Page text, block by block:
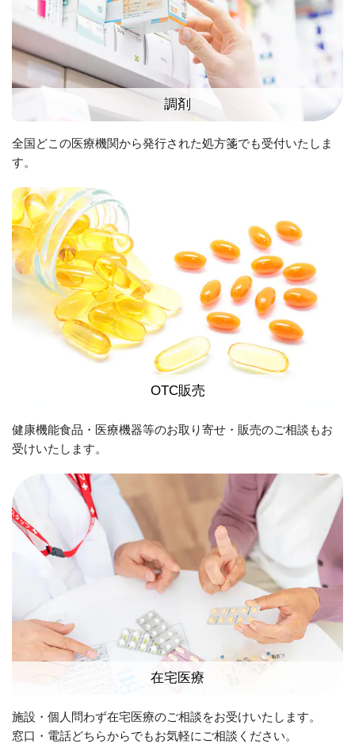
調剤
全国どこの医療機関から発行された処方箋でも受付いたしま
す。
OTC販売
健康機能食品・医療機器等のお取り寄せ・販売のご相談もお
受けいたします。
在宅医療
施設・個人問わず在宅医療のご相談をお受けいたします。
窓口・電話どちらからでもお気軽にご相談ください。